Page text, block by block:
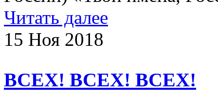
Читать далее
15 Ноя 2018
ВСЕХ! ВСЕХ! ВСЕХ!